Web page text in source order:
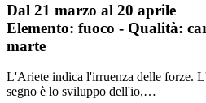
Dal 21 marzo al 20 aprile
Elemento: fuoco - Qualità:
marte
L'Ariete indica l'irruenza delle forze.
segno è lo sviluppo dell'io,…